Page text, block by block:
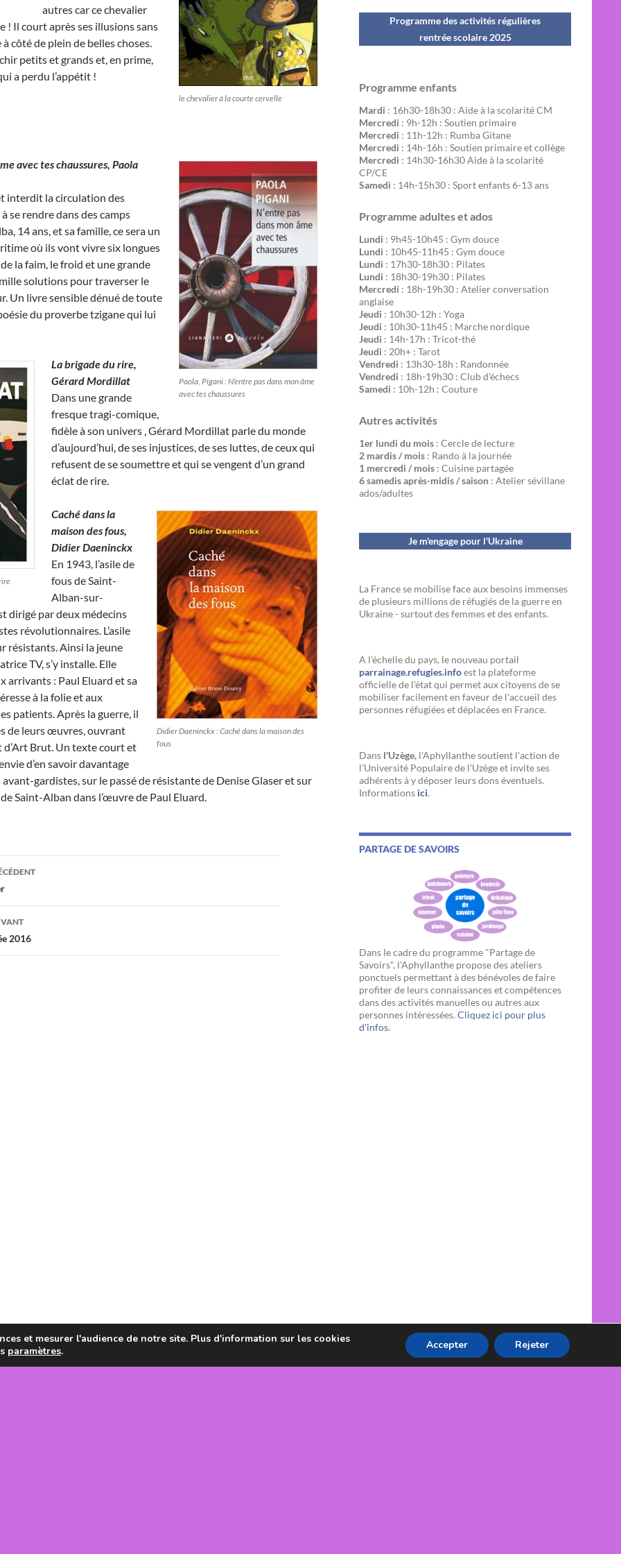
le chevalier à la courte cervelle
autres car ce chevalier
! Il court après ses illusions sans
à côté de plein de belles choses.
petits et grands et, en prime,
a perdu l’appétit !
Paola, Pigani : N’entre pas dans mon âme
avec tes chaussures
avec tes chaussures, Paola
interdit la circulation des
se rendre dans des camps
14 ans, et sa famille, ce sera un
où ils vont vivre six longues
la faim, le froid et une grande
solutions pour traverser le
Un livre sensible dénué de toute
du proverbe tzigane qui lui
La brigade du rire,
Gérard Mordillat
Dans une grande
fresque tragi-comique,
fidèle à son univers , Gérard Mordillat parle du monde
d’aujourd’hui, de ses injustices, de ses luttes, de ceux qui
refusent de se soumettre et qui se vengent d’un grand
éclat de rire.
Didier Daeninckx : Caché dans la maison des
fous
Caché dans la
maison des fous,
Didier Daeninckx
En 1943, l’asile de
fous de Saint-
Alban-sur-
dirigé par deux médecins
révolutionnaires. L’asile
résistants. Ainsi la jeune
TV, s’y installe. Elle
arrivants : Paul Eluard et sa
à la folie et aux
patients. Après la guerre, il
de leurs œuvres, ouvrant
d’Art Brut. Un texte court et
d’en savoir davantage
gardistes, sur le passé de résistante de Denise Glaser et sur
Saint-Alban dans l’œuvre de Paul Eluard.
2016
Programme des activités régulières
rentrée scolaire 2025
Programme enfants
Mardi : 16h30-18h30 : Aide à la scolarité CM
Mercredi : 9h-12h : Soutien primaire
Mercredi : 11h-12h : Rumba Gitane
Mercredi : 14h-16h : Soutien primaire et collège
Mercredi : 14h30-16h30 Aide à la scolarité
CP/CE
Samedi : 14h-15h30 : Sport enfants 6-13 ans
Programme adultes et ados
Lundi : 9h45-10h45 : Gym douce
Lundi : 10h45-11h45 : Gym douce
Lundi : 17h30-18h30 : Pilates
Lundi : 18h30-19h30 : Pilates
Mercredi : 18h-19h30 : Atelier conversation
anglaise
Jeudi : 10h30-12h : Yoga
Jeudi : 10h30-11h45 : Marche nordique
Jeudi : 14h-17h : Tricot-thé
Jeudi : 20h+ : Tarot
Vendredi : 13h30-18h : Randonnée
Vendredi : 18h-19h30 : Club d'échecs
Samedi : 10h-12h : Couture
Autres activités
1er lundi du mois : Cercle de lecture
2 mardis / mois : Rando à la journée
1 mercredi / mois : Cuisine partagée
6 samedis après-midis / saison : Atelier sévillane
ados/adultes
Je m'engage pour l'Ukraine
La France se mobilise face aux besoins immenses
de plusieurs millions de réfugiés de la guerre en
Ukraine - surtout des femmes et des enfants.
A l’échelle du pays, le nouveau portail
parrainage.refugies.infoest la plateforme
officielle de l'état qui permet aux citoyens de se
mobiliser facilement en faveur de l'accueil des
personnes réfugiées et déplacées en France.
Dans l'Uzège, l'Aphyllanthe soutient l'action de
l'Université Populaire de l'Uzège et invite ses
adhérents à y déposer leurs dons éventuels.
Informations ici.
PARTAGE DE SAVOIRS
Dans le cadre du programme "Partage de
Savoirs", l'Aphyllanthe propose des ateliers
ponctuels permettant à des bénévoles de faire
profiter de leurs connaissances et compétences
dans des activités manuelles ou autres aux
personnes intéressées. Cliquez ici pour plus
d'infos.
et mesurer l'audience de notre site. Plus d'information sur les cookies
paramètres. Accepter Rejeter